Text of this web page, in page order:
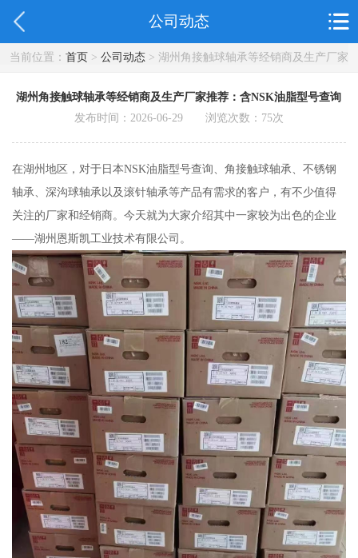
公司动态
当前位置： 首页> 公司动态> 湖州角接触球轴承等经销商及生产厂家
湖州角接触球轴承等经销商及生产厂家推荐：含NSK油脂型号查询
发布时间：2026-06-29 浏览次数： 75次
在湖州地区，对于日本NSK油脂型号查询、角接触球轴承、不锈钢
轴承、深沟球轴承以及滚针轴承等产品有需求的客户，有不少值得
关注的厂家和经销商。今天就为大家介绍其中一家较为出色的企业
——湖州恩斯凯工业技术有限公司。